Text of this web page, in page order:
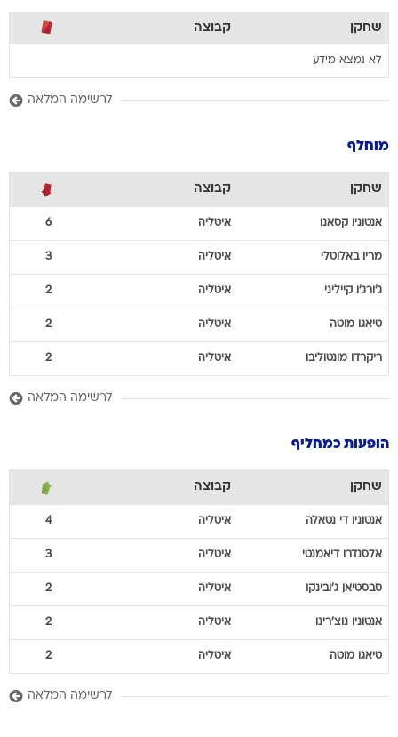
שחקן קבוצה
לא נמצא מידע
לרשימה המלאה
מוחלף
שחקן קבוצה
אנטוניו קסאנו איטליה 6
מריו באלוטלי איטליה 3
ג'ורג'ו קייליני איטליה 2
טיאגו מוטה איטליה 2
ריקרדו מונטוליבו איטליה 2
לרשימה המלאה
הופעות כמחליף
שחקן קבוצה
אנטוניו די נטאלה איטליה 4
אלסנדרו דיאמנטי איטליה 3
סבסטיאן ג'ובינקו איטליה 2
אנטוניו נוצ'רינו איטליה 2
טיאגו מוטה איטליה 2
לרשימה המלאה